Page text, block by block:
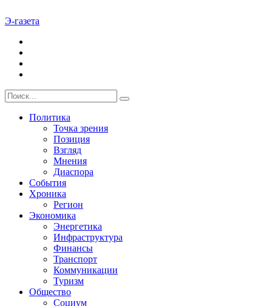
Э-газета
Политика
Точка зрения
Позиция
Взгляд
Мнения
Диаспора
События
Хроника
Регион
Экономика
Энергетика
Инфраструктура
Финансы
Транспорт
Коммуникации
Туризм
Общество
Социум